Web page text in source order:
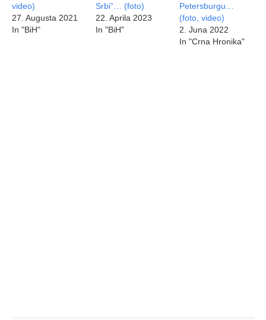
video)
27. Augusta 2021
In "BiH"
Srbi”… (foto)
22. Aprila 2023
In "BiH"
Petersburgu…
(foto, video)
2. Juna 2022
In "Crna Hronika"